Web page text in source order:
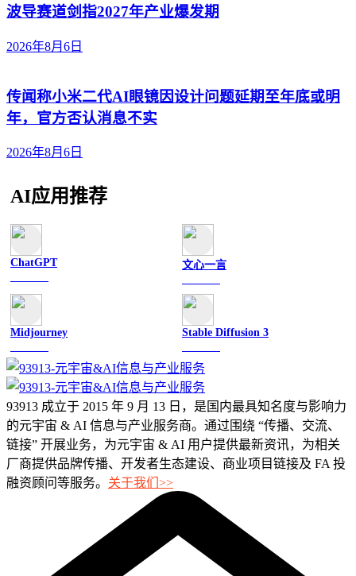
波导赛道剑指2027年产业爆发期
2026年8月6日
传闻称小米二代AI眼镜因设计问题延期至年底或明
年，官方否认消息不实
2026年8月6日
AI应用推荐
ChatGPT 文心一言
Midjourney Stable Diffusion 3
93913 成立于 2015 年 9 月 13 日，是国内最具知名度与影响力
的元宇宙 & AI 信息与产业服务商。通过围绕 “传播、交流、
链接” 开展业务，为元宇宙 & AI 用户提供最新资讯，为相关
厂商提供品牌传播、开发者生态建设、商业项目链接及 FA 投
融资顾问等服务。 关于我们>>